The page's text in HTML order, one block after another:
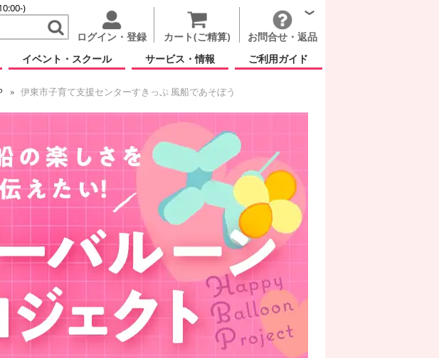
)
ログイン・登録 カート(ご精算)
お問合せ・返品
イベント・スクール サービス・情報 ご利用ガイド
伊東市子育て支援センターすきっぷ 風船であそぼう